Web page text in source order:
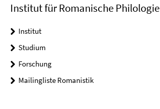
Institut für Romanische Philologie
Institut
Studium
Forschung
Mailingliste Romanistik